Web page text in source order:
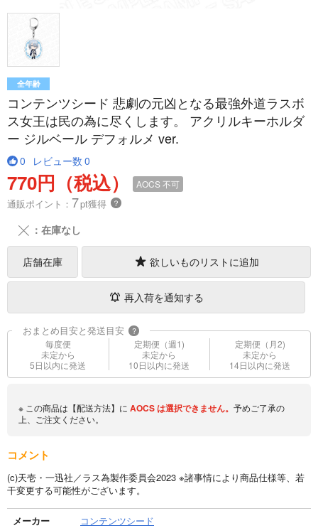
全年齢
コンテンツシード 悲劇の元凶となる最強外道ラスボ
ス女王は民の為に尽くします。 アクリルキーホルダ
ー ジルベール デフォルメ ver.
0 レビュー数 0
770円（税込） AOCS不可
通販ポイント： 7pt獲得 ？
╳ ：在庫なし
店舗在庫 欲しいものリストに追加
再入荷を通知する
おまとめ目安と発送目安 ?
毎度便
未定から
5日以内に発送
定期便（週1)
未定から
10日以内に発送
定期便（月2)
未定から
14日以内に発送
※ この商品は【配送方法】に AOCSは選択できません。 予めご了承の
上、ご注文ください。
コメント
(c)天壱・一迅社／ラス為製作委員会2023 ※諸事情により商品仕様等、若
干変更する可能性がございます。
メーカー
コンテンツシード